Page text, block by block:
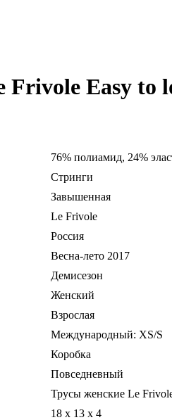
Frivole Easy to
76% полиамид, 24%
Стринги
Завышенная
Le Frivole
Россия
Весна-лето 2017
Демисезон
Женский
Взрослая
Международный: XS/S
Коробка
Повседневный
Трусы женские Le
18 x 13 x 4